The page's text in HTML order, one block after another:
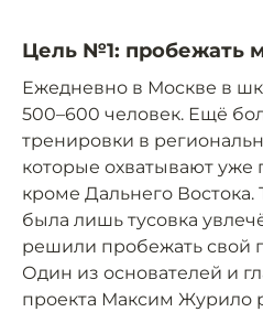
Цель №1: пробежать
Ежедневно в Москве в
500–600 человек. Ещё
тренировки в
которые охватывают уже
кроме Дальнего Востока.
была лишь тусовка
решили пробежать свой
Один из основателей и
проекта Максим Журило